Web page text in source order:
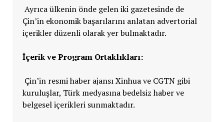
Ayrıca ülkenin önde gelen iki gazetesinde de
Çin’in ekonomik başarılarını anlatan advertorial
içerikler düzenli olarak yer bulmaktadır.
İçerik ve Program Ortaklıkları:
Çin’in resmi haber ajansı Xinhua ve CGTN gibi
kuruluşlar, Türk medyasına bedelsiz haber ve
belgesel içerikleri sunmaktadır.